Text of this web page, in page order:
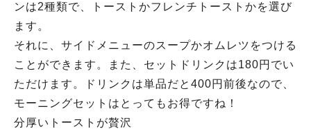
ンは2種類で、トーストかフレンチトーストかを選び
ます。
それに、サイドメニューのスープかオムレツをつける
ことができます。また、セットドリンクは180円でい
ただけます。ドリンクは単品だと400円前後なので、
モーニングセットはとってもお得ですね！
分厚いトーストが贅沢